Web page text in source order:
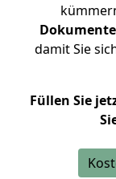
Dokumente
damit Sie
Füllen Sie